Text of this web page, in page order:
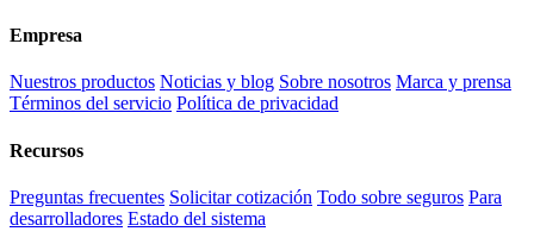
Empresa
Nuestros productos Noticias y blog Sobre nosotros Marca y prensa
Términos del servicio Política de privacidad
Recursos
Preguntas frecuentes Solicitar cotización Todo sobre seguros Para
desarrolladores Estado del sistema